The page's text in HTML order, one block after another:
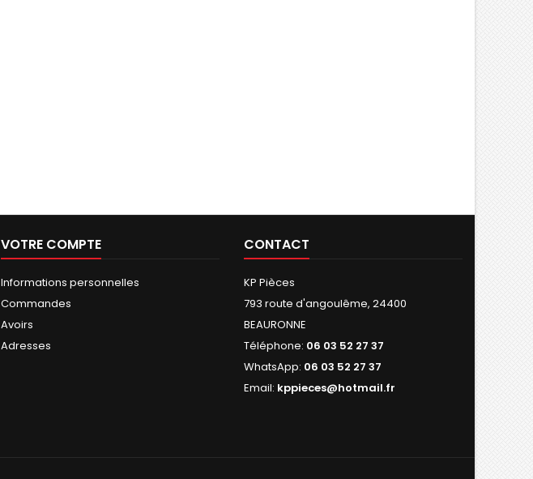
VOTRE COMPTE
Informations personnelles
Commandes
Avoirs
Adresses
CONTACT
KP Pièces
793 route d'angoulême, 24400
BEAURONNE
Téléphone: 06 03 52 27 37
WhatsApp: 06 03 52 27 37
Email: kppieces@hotmail.fr